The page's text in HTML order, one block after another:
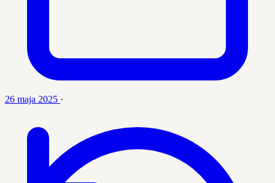
26 maja 2025 ·